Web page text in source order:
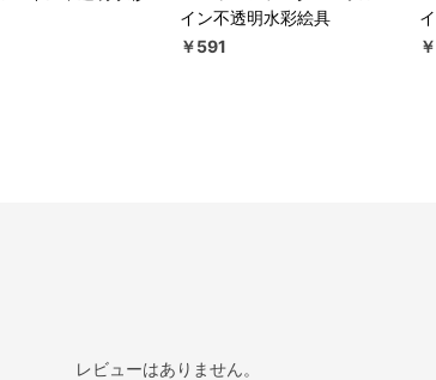
イン不透明水彩絵具
￥591
レビューはありません。